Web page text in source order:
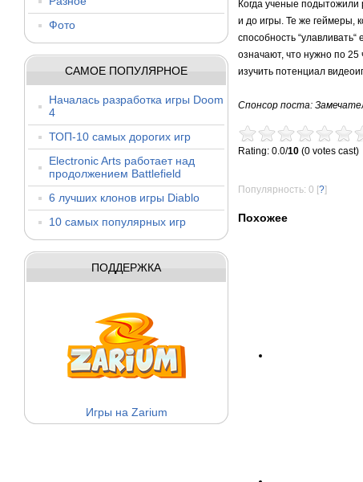
Фото
САМОЕ ПОПУЛЯРНОЕ
Началась разработка игры Doom
4
ТОП-10 самых дорогих игр
Electronic Arts работает над
продолжением Battlefield
6 лучших клонов игры Diablo
10 самых популярных игр
ПОДДЕРЖКА
Игры на Zarium
Когда ученые подытожили
и до игры. Те же геймеры,
способность
означают, что нужно по
изучить потенциал
Спонсор поста:
Rating: 0.0/10 (0 votes cast)
Популярность: 0 [?]
Похожее